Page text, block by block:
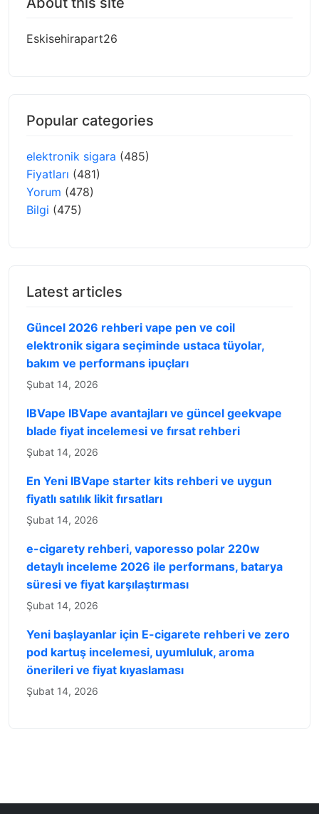
Eskisehirapart26
Popular categories
elektronik sigara (485)
Fiyatları (481)
Yorum (478)
Bilgi (475)
Latest articles
Güncel 2026 rehberi vape pen ve coil
elektronik sigara seçiminde ustaca tüyolar,
bakım ve performans ipuçları
Şubat 14, 2026
IBVape IBVape avantajları ve güncel geekvape
blade fiyat incelemesi ve fırsat rehberi
Şubat 14, 2026
En Yeni IBVape starter kits rehberi ve uygun
fiyatlı satılık likit fırsatları
Şubat 14, 2026
e-cigarety rehberi, vaporesso polar 220w
detaylı inceleme 2026 ile performans, batarya
süresi ve fiyat karşılaştırması
Şubat 14, 2026
Yeni başlayanlar için E-cigarete rehberi ve zero
pod kartuş incelemesi, uyumluluk, aroma
önerileri ve fiyat kıyaslaması
Şubat 14, 2026